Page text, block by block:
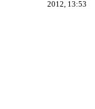
2012, 13:53